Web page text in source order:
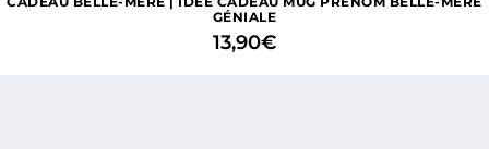
GÉNIALE
13,90€